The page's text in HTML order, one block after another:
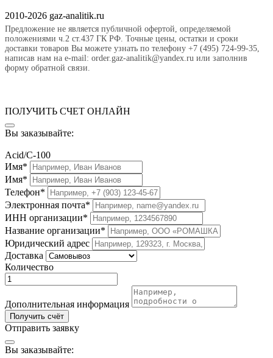
2010-2026 gaz-analitik.ru
Предложение не является публичной офертой, определяемой
положениями ч.2 ст.437 ГК РФ. Точные цены, остатки и сроки
доставки товаров Вы можете узнать по телефону +7 (495) 724-99-35,
написав нам на e-mail: order.gaz-analitik@yandex.ru или заполнив
форму обратной связи.
ПОЛУЧИТЬ СЧЕТ ОНЛАЙН
Вы заказывайте:
Acid/C-100
Имя*
Имя*
Телефон*
Электронная почта*
ИНН организации*
Название организации*
Юридический адрес
Доставка
Количество
Дополнительная информация
Получить счёт
Отправить заявку
Вы заказывайте: